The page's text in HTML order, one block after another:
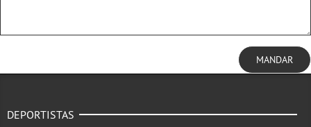
MANDAR
DEPORTISTAS